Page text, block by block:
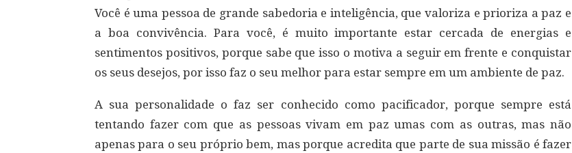
Você é uma pessoa de grande sabedoria e inteligência, que valoriza e prioriza a paz e
a boa convivência. Para você, é muito importante estar cercada de energias e
sentimentos positivos, porque sabe que isso o motiva a seguir em frente e conquistar
os seus desejos, por isso faz o seu melhor para estar sempre em um ambiente de paz.
A sua personalidade o faz ser conhecido como pacificador, porque sempre está
tentando fazer com que as pessoas vivam em paz umas com as outras, mas não
apenas para o seu próprio bem, mas porque acredita que parte de sua missão é fazer